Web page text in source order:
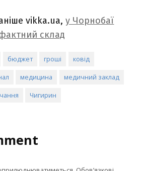
vikka.ua,у Чорнобаї
склад
бюджет гроші ковід
медицина медичний заклад
Чигирин